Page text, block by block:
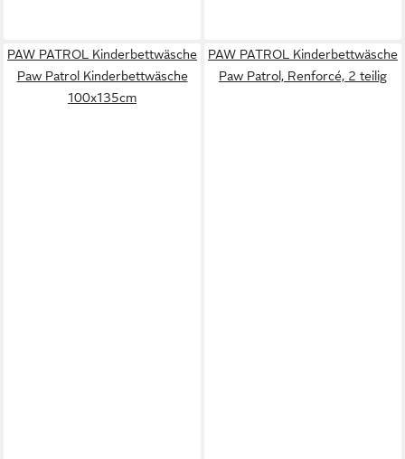
PAW PATROL Kinderbettwäsche
Paw Patrol Kinderbettwäsche
100x135cm
PAW PATROL Kinderbettwäsche
Paw Patrol, Renforcé, 2 teilig